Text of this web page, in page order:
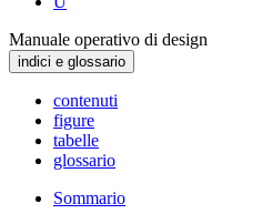
Manuale operativo di design
indici e glossario
contenuti
figure
tabelle
glossario
Sommario